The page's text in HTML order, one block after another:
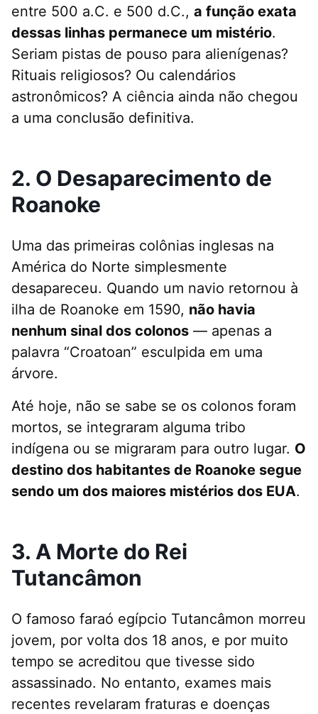
entre 500 a.C. e 500 d.C., a função exata
dessas linhas permanece um mistério.
Seriam pistas de pouso para alienígenas?
Rituais religiosos? Ou calendários
astronômicos? A ciência ainda não chegou
a uma conclusão definitiva.
2. O Desaparecimento de
Roanoke
Uma das primeiras colônias inglesas na
América do Norte simplesmente
desapareceu. Quando um navio retornou à
ilha de Roanoke em 1590, não havia
nenhum sinal dos colonos — apenas a
palavra “Croatoan” esculpida em uma
árvore.
Até hoje, não se sabe se os colonos foram
mortos, se integraram alguma tribo
indígena ou se migraram para outro lugar. O
destino dos habitantes de Roanoke segue
sendo um dos maiores mistérios dos EUA.
3. A Morte do Rei
Tutancâmon
O famoso faraó egípcio Tutancâmon morreu
jovem, por volta dos 18 anos, e por muito
tempo se acreditou que tivesse sido
assassinado. No entanto, exames mais
recentes revelaram fraturas e doenças